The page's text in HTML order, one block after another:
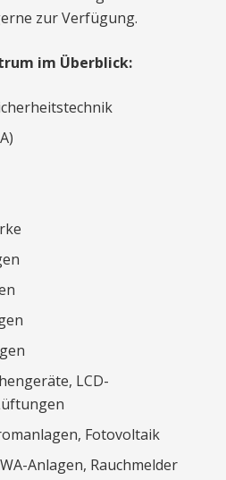
zur Verfügung.
im Überblick:
LCD-
Fotovoltaik
Anlagen, Rauchmelder